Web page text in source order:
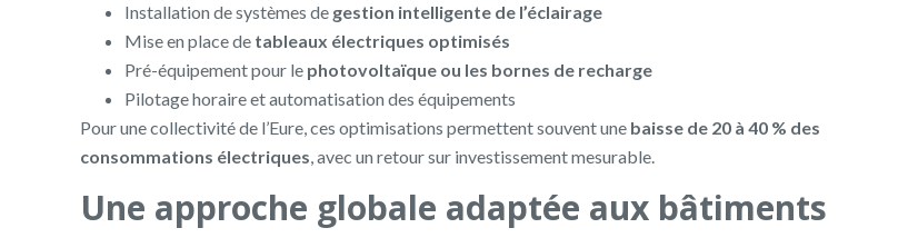
Installation de systèmes de gestion intelligente de l’éclairage
Mise en place de tableaux électriques optimisés
Pré-équipement pour le photovoltaïque ou les bornes de recharge
Pilotage horaire et automatisation des équipements
Pour une collectivité de l’Eure, ces optimisations permettent souvent une baisse de 20 à 40 % des
consommations électriques, avec un retour sur investissement mesurable.
Une approche globale adaptée aux bâtiments